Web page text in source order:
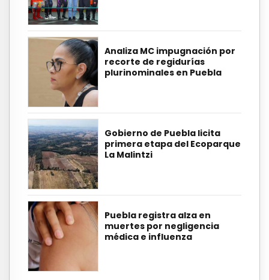
Analiza MC impugnación por
recorte de regidurías
plurinominales en Puebla
Gobierno de Puebla licita
primera etapa del Ecoparque
La Malintzi
Puebla registra alza en
muertes por negligencia
médica e influenza